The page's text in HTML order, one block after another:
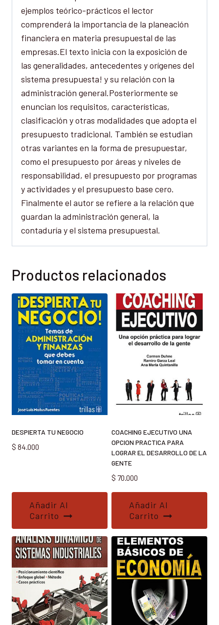
ejemplos teórico-prácticos el lector
comprenderá la importancia de la planeación
financiera en materia presupuestal de las
empresas.El texto inicia con la exposición de
las generalidades, antecedentes y orígenes del
sistema presupuesta! y su relación con la
administración general.Posteriormente se
enuncian los requisitos, características,
clasificación y otras modalidades que adopta el
presupuesto tradicional. También se estudian
otras variantes en la forma de presupuestar,
como el presupuesto por áreas y niveles de
responsabilidad, el presupuesto por programas
y actividades y el presupuesto base cero.
Finalmente el autor se refiere a la relación que
guardan la administración general, la
contaduría y el sistema presupuestal.
Productos relacionados
DESPIERTA TU NEGOCIO
$ 84.000
Añadir Al
Carrito
COACHING EJECUTIVO UNA
OPCION PRACTICA PARA
LOGRAR EL DESARROLLO DE LA
GENTE
$ 70.000
Añadir Al
Carrito